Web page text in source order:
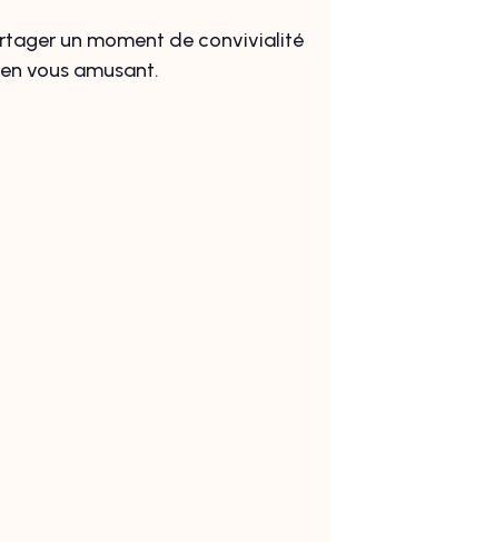
un moment de convivialité
vous amusant.